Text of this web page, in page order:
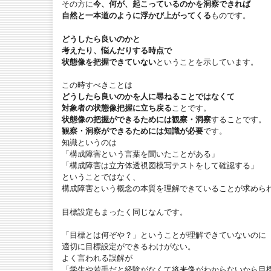
その方に今、何が、起こっているのかを洞察できれば
自然と一本道のように浮かび上がってくるものです。
どうしたら良いのかと
考えたり、悩んだりする時点で
状態像を把握できていないということを示しています。
この時すべきことは
どうしたら良いのかを人に尋ねることではなくて
対象者の状態像把握に立ち戻る ことです。
状態像の把握ができるためには観察・洞察することです。
観察・洞察ができるためには知識が必要です。
知識というのは
「構成障害という言葉を聞いたことがある」
「構成障害は立方体透視図模写テストをして確認する」
ということではなく、
構成障害という概念の本質を理解できていることが求めら
目標設定もまったく同じなんです。
「目標とは何ぞや？」ということが理解できていないのに
適切に目標設定ができるわけがない。
よく言われる誤解が
「学生や若手だと経験がなくて将来像がわからないから目